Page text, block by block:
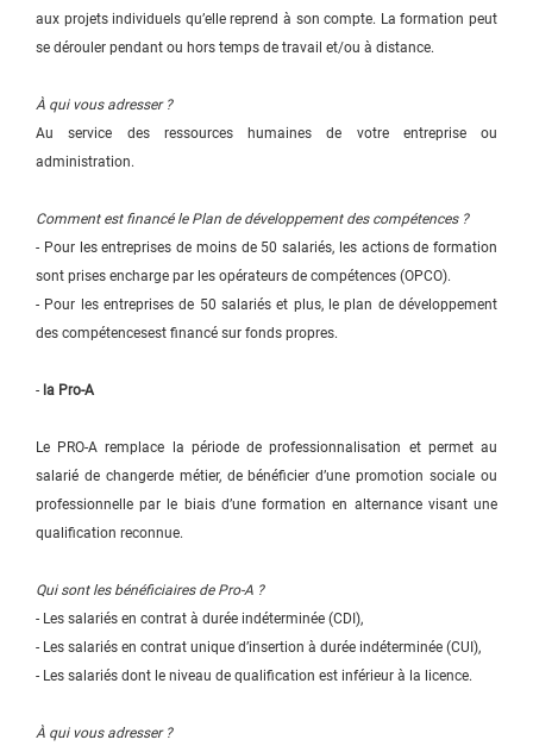
aux projets individuels qu’elle reprend à son compte. La formation peut
se dérouler pendant ou hors temps de travail et/ou à distance.
À qui vous adresser ?
Au service des ressources humaines de votre entreprise ou
administration.
Comment est financé le Plan de développement des compétences ?
- Pour les entreprises de moins de 50 salariés, les actions de formation
sont prises encharge par les opérateurs de compétences (OPCO).
- Pour les entreprises de 50 salariés et plus, le plan de développement
des compétencesest financé sur fonds propres.
- la Pro-A
Le PRO-A remplace la période de professionnalisation et permet au
salarié de changerde métier, de bénéficier d’une promotion sociale ou
professionnelle par le biais d’une formation en alternance visant une
qualification reconnue.
Qui sont les bénéficiaires de Pro-A ?
- Les salariés en contrat à durée indéterminée (CDI),
- Les salariés en contrat unique d’insertion à durée indéterminée (CUI),
- Les salariés dont le niveau de qualification est inférieur à la licence.
À qui vous adresser ?